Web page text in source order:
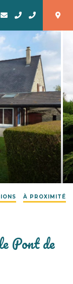
À PROXIMITÉ
Pont de